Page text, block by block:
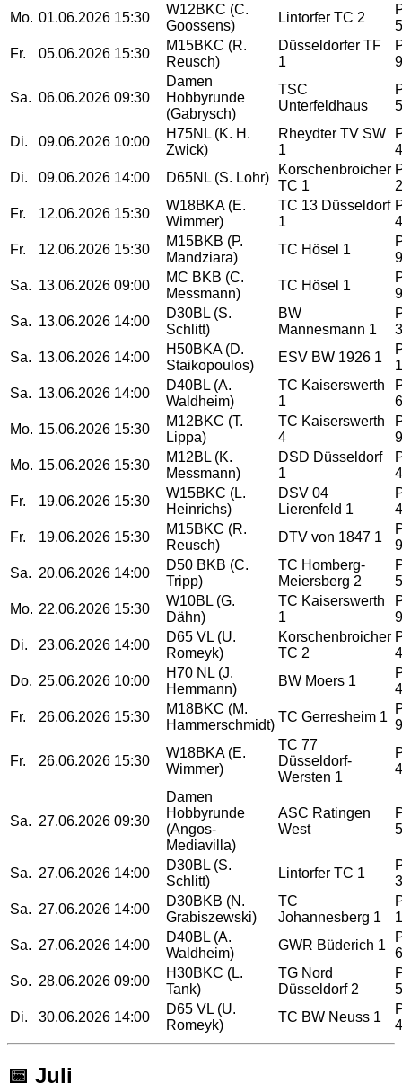
Mo. 01.06.2026 15:30
W12BKC (C.
Goossens)
Lintorfer TC 2
5
Fr.
05.06.2026 15:30
M15BKC (R.
Reusch)
Düsseldorfer TF
1
9
Sa. 06.06.2026 09:30
Damen
Hobbyrunde
(Gabrysch)
TSC
Unterfeldhaus
5
Di. 09.06.2026 10:00
H75NL (K. H.
Zwick)
Rheydter TV SW
1
4
Di.
09.06.2026 14:00 D65NL (S. Lohr)
Korschenbroicher
TC 1
2
Fr.
12.06.2026 15:30
W18BKA (E.
Wimmer)
TC 13 Düsseldorf
1
4
Fr.
12.06.2026 15:30
M15BKB (P.
Mandziara)
TC Hösel 1
9
Sa. 13.06.2026 09:00
MC BKB (C.
Messmann)
TC Hösel 1
9
Sa. 13.06.2026 14:00
D30BL (S.
Schlitt)
BW
Mannesmann 1
3
Sa. 13.06.2026 14:00
H50BKA (D.
Staikopoulos)
ESV BW 1926 1
Sa. 13.06.2026 14:00
D40BL (A.
Waldheim)
TC Kaiserswerth
1
6
Mo. 15.06.2026 15:30
M12BKC (T.
Lippa)
TC Kaiserswerth
4
9
Mo. 15.06.2026 15:30
M12BL (K.
Messmann)
DSD Düsseldorf
1
4
Fr.
19.06.2026 15:30
W15BKC (L.
Heinrichs)
DSV 04
Lierenfeld 1
4
Fr.
19.06.2026 15:30
M15BKC (R.
Reusch)
DTV von 1847 1
9
Sa. 20.06.2026 14:00
D50 BKB (C.
Tripp)
TC Homberg-
Meiersberg 2
5
Mo. 22.06.2026 15:30
W10BL (G.
Dähn)
TC Kaiserswerth
1
9
Di.
23.06.2026 14:00
D65 VL (U.
Romeyk)
Korschenbroicher
TC 2
4
Do. 25.06.2026 10:00
H70 NL (J.
Hemmann)
BW Moers 1
4
Fr.
26.06.2026 15:30
M18BKC (M.
Hammerschmidt)
TC Gerresheim 1
9
Fr. 26.06.2026 15:30
W18BKA (E.
Wimmer)
TC 77
Düsseldorf-
Wersten 1
4
Sa. 27.06.2026 09:30
Damen
Hobbyrunde
(Angos-
Mediavilla)
ASC Ratingen
West
5
Sa. 27.06.2026 14:00
D30BL (S.
Schlitt)
Lintorfer TC 1
3
Sa. 27.06.2026 14:00
D30BKB (N.
Grabiszewski)
TC
Johannesberg 1
Sa. 27.06.2026 14:00
D40BL (A.
Waldheim)
GWR Büderich 1
6
So. 28.06.2026 09:00
H30BKC (L.
Tank)
TG Nord
Düsseldorf 2
5
Di.
30.06.2026 14:00
D65 VL (U.
Romeyk)
TC BW Neuss 1
4
📅 Juli